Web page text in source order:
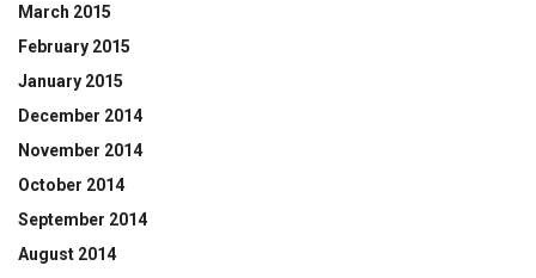
March 2015
February 2015
January 2015
December 2014
November 2014
October 2014
September 2014
August 2014